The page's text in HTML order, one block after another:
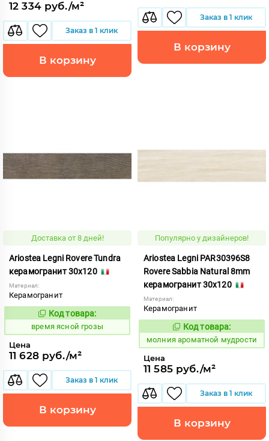
12 334 руб./м²
Заказ в 1 клик
В корзину
Заказ в 1 клик
В корзину
Доставка от 8 дней!
Ariostea Legni Rovere Tundra
керамогранит 30x120
Материал:
Керамогранит
234269
Код товара:
время ясной грозы
Цена
11 628 руб./м²
Заказ в 1 клик
В корзину
Популярно у дизайнеров!
Ariostea Legni PAR30396S8
Rovere Sabbia Natural 8mm
керамогранит 30x120
Материал:
Керамогранит
1000305
Код товара:
молния ароматной мудрости
Цена
11 585 руб./м²
Заказ в 1 клик
В корзину